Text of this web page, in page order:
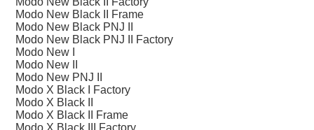
Modo New Black II Frame
Modo New Black PNJ II
Modo New Black PNJ II Factory
Modo New I
Modo New II
Modo New PNJ II
Modo X Black I Factory
Modo X Black II
Modo X Black II Frame